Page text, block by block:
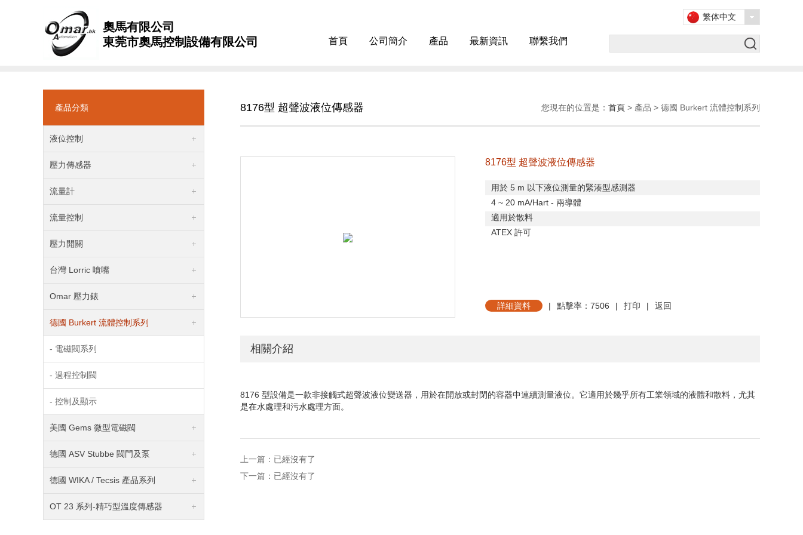
奧馬有限公司
東莞市奧馬控制設備有限公司
首頁 公司簡介 產品 最新資訊 聯繫我們
繁体中文
產品分類
液位控制
壓力傳感器
流量計
流量控制
壓力開關
台灣 Lorric 噴嘴
Omar 壓力錶
德國 Burkert 流體控制系列
- 電磁閥系列
- 過程控制閥
- 控制及顯示
美國 Gems 微型電磁閥
德國 ASV Stubbe 閥門及泵
德國 WIKA / Tecsis 產品系列
OT 23 系列-精巧型溫度傳感器
8176型 超聲波液位傳感器 您現在的位置是： 首頁 > 產品 > 德國 Burkert 流體控制系列
8176型 超聲波液位傳感器
用於 5 m 以下液位測量的緊湊型感測器
4 ~ 20 mA/Hart - 兩導體
適用於散料
ATEX 許可
詳細資料 | 點擊率：7506 | 打印 | 返回
相關介紹
8176 型設備是一款非接觸式超聲波液位變送器，用於在開放或封閉的容器中連續測量液位。它適用於幾乎所有工業領域的液體和散料，尤其
是在水處理和污水處理方面。
上一篇：已經沒有了
下一篇：已經沒有了